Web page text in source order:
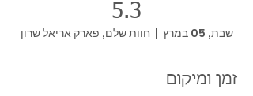
5.3
שבת, 05 במרץ
  |
חוות שלם, פארק אריאל שרון
זמן ומיקום